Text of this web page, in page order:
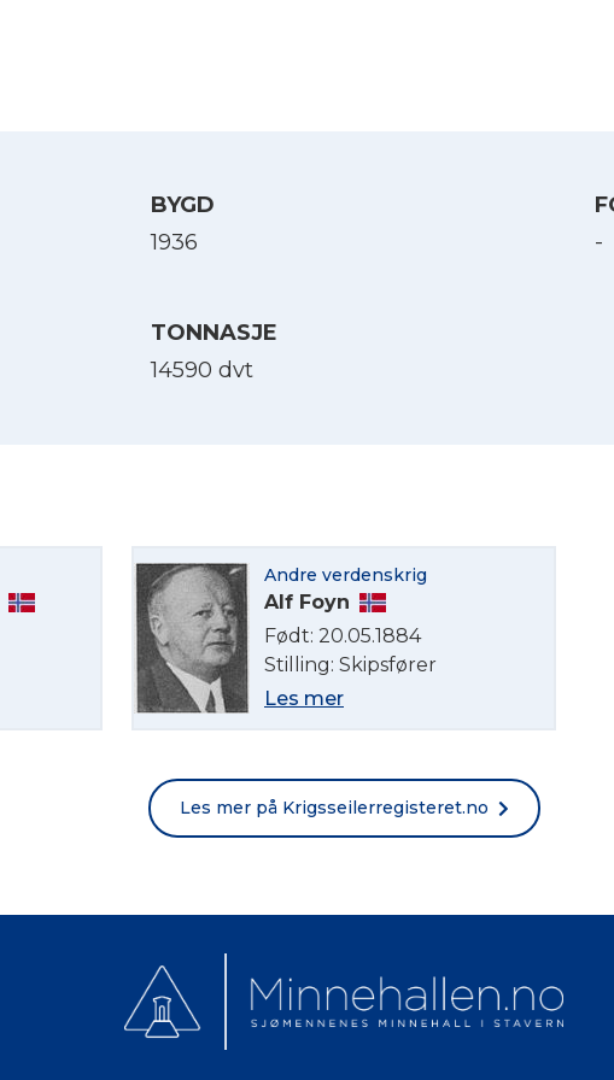
BYGD
1936
-
TONNASJE
14590 dvt
Andre verdenskrig
Alf Foyn
Født: 20.05.1884
Stilling: Skipsfører
Les mer
Les mer på Krigsseilerregisteret.no
Norsk bokmål